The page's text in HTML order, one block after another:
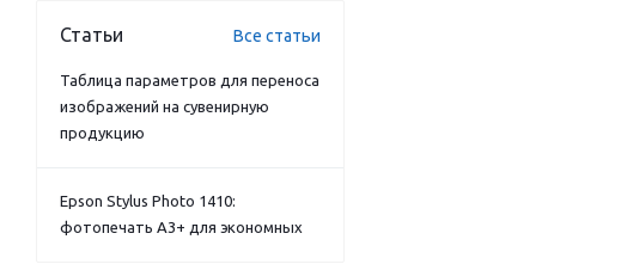
Статьи Все статьи
Таблица параметров для переноса
изображений на сувенирную
продукцию
Epson Stylus Photo 1410:
фотопечать А3+ для экономных